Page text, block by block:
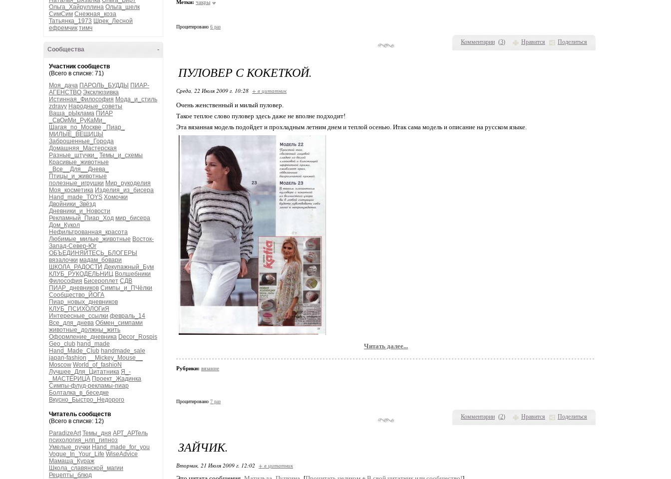
Ольга_Хайруллина Ольга_шелк
СимСим Снежная_коза
Татьянка_1973 Шрек_Лесной
ефремчик тимч
-
Сообщества
Участник сообществ
(Всего в списке: 71)
Моя_дача ПАРОЛЬ_БУДДЫ ПИАР-
АГЕНСТВО Эксклюзивка
Истинная_Философия Мода_и_стиль
zdravy Народные_советы
Ваша_рЫклама ПИАР
_СвОиМи_РуКаМи_
Шагая_по_Москве
_Пиар_
МИЛЫЕ_ВЕЩИЦЫ
Заброшенные_Города
Домашняя_Мастерская
Разные_штучки_
Темы_и_схемы
Красивые_животные
_Все__Для__Днева_
Птицы_и_животные
полезные_игрушки Мир_рукоделия
Моя_косметика Изделия_из_бисера
Hand_made_TOYS Хомочки
Двойники_Звёзд
Дневники_и_Новости
Рекламный_Пиар_Ход мир_бисера
Дом_Кукол
Нефильтрованная_красота
Любимые_милые_животные Восток-
Запад-Север-Юг
ОБЪЕДИНЯЙТЕСЬ_БЛОГЕРЫ
вязалочки мадам_бовари
ШКОЛА_РАДОСТИ Декупажный_Бум
КЛУБ_РУКОДЕЛЬНИЦ Волшебники
Философия Бисероплет СДВ
ПИАР_дневников Симпы_и_ПЧёлки
Сообщество_ЙОГА
Пиар_новых_дневников
КЛУБ_ПСИХОЛОГиЯ
Интересные_ссылки февраль_14
Все_для_днева Обмен_симпами
животные_должны_жить
Оформление_дневника Decor_Rospis
Geo_club hand_made
Hand_Made_Club handmade_sale
japan-fashion
__Mickey_Mouse__
Moscow World_of_fashioN
Лучшее_Для_Цитатника Я_-
_МАСТЕРИЦА Проект_Жадинка
Симпы-флуд-рекламы-пиар
Болталка_в_беседке
Вкусно_Быстро_Недорого
Читатель сообществ
(Всего в списке: 12)
ParadizeArt Темы_дня АРТ_АРТель
психология_нлп_гипноз
Умелые_ручки Hand_made_for_you
Vogue_In_Your_Life WiseAdvice
Мамаша_Кураж
Школа_славянской_магии
Рецепты_блюд
Комментарии (3) Нравится Поделиться
Метки: чакры
Процитировано 6 раз
Комментарии (2) Нравится Поделиться
ПУЛОВЕР С КОКЕТКОЙ.
Среда, 22 Июля 2009 г. 10:28 + в цитатник
Очень женственный и милый пуловер.
Такое теплое слово пуловер здесь даже не вполне подходит!
Эта вязанная модель подойдет и прохладным летним днем и теплой осенью. Итак сама модель и описание на русском языке.
Читать далее...
Рубрики: вязание
Процитировано 7 раз
ЗАЙЧИК.
Вторник, 21 Июля 2009 г. 12:02 + в цитатник